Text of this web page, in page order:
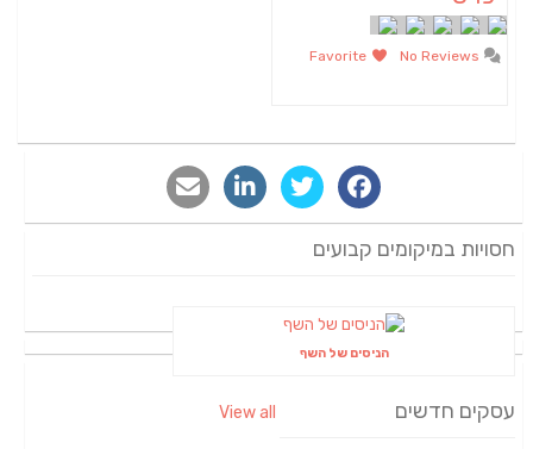
חסויות במיקומים קבועים
הניסים של השף
עסקים חדשים View all